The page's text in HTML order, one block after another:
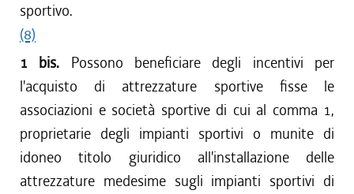
sportivo.
(8)
1 bis. Possono beneficiare degli incentivi per
l'acquisto di attrezzature sportive fisse le
associazioni e società sportive di cui al comma 1,
proprietarie degli impianti sportivi o munite di
idoneo titolo giuridico all'installazione delle
attrezzature medesime sugli impianti sportivi di